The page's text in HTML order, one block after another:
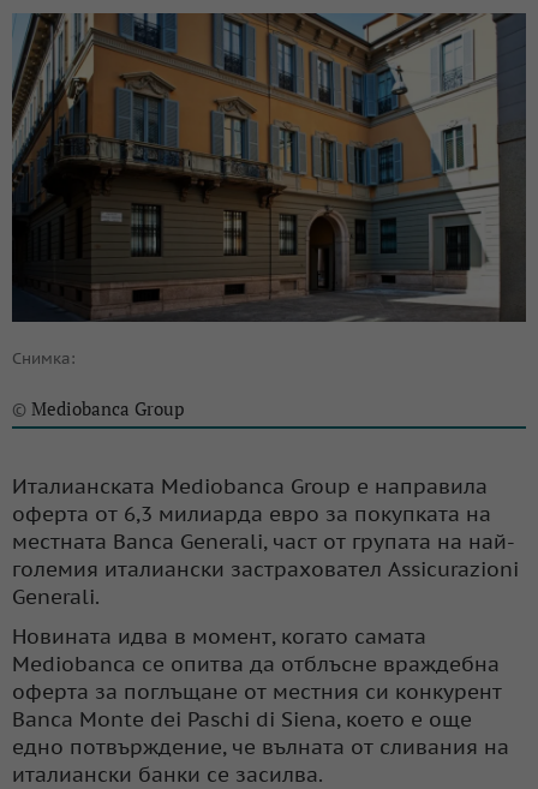
Снимка:
© Mediobanca Group
Италианската Mediobanca Group е направила
оферта от 6,3 милиарда евро за покупката на
местната Banca Generali, част от групата на най-
големия италиански застраховател Assicurazioni
Generali.
Новината идва в момент, когато самата
Mediobanca се опитва да отблъсне враждебна
оферта за поглъщане от местния си конкурент
Banca Monte dei Paschi di Siena, което е още
едно потвърждение, че вълната от сливания на
италиански банки се засилва.